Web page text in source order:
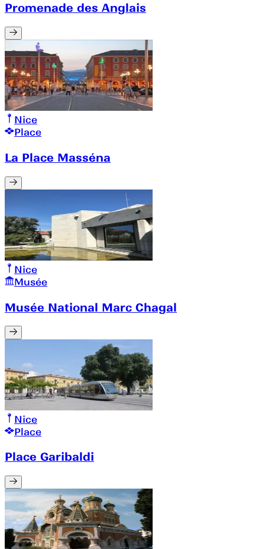
Promenade des Anglais
Nice
Place
La Place Masséna
Nice
Musée
Musée National Marc Chagal
Nice
Place
Place Garibaldi